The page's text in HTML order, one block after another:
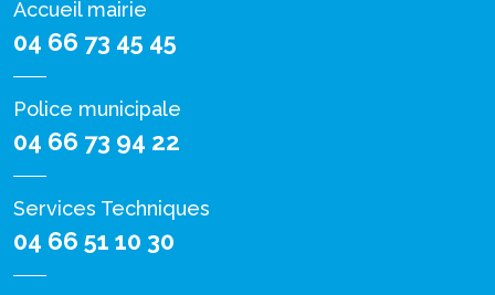
Accueil mairie
04 66 73 45 45
Police municipale
04 66 73 94 22
Services Techniques
04 66 51 10 30